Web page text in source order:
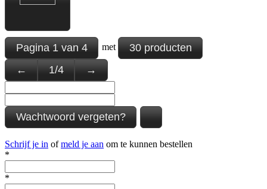
Pagina1van4 met
30 producten
←
1/4 →
Wachtwoord vergeten?
Schrijf je in ofmeld je aan om te kunnen bestellen
*
*